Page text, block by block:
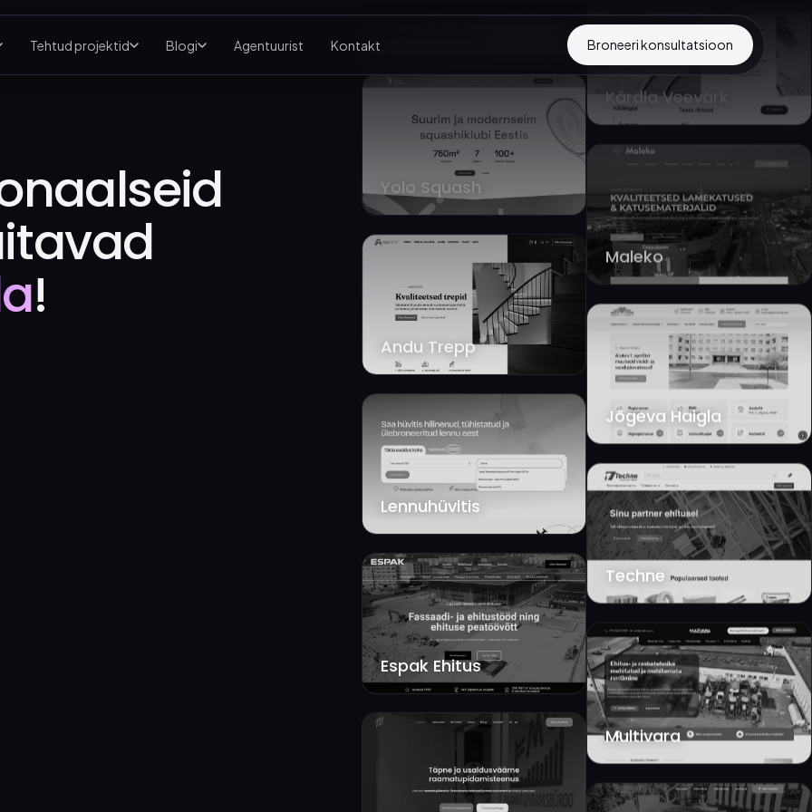
Tehtud projektid Blogi Agentuurist Kontakt Broneeri konsultatsioon
!
Yolo Squash
Andu Trepp
Lennuhüvitis
Espak Ehitus
Kärdla Veevärk
Maleko
Jõgeva Haigla
Techne
Multivara